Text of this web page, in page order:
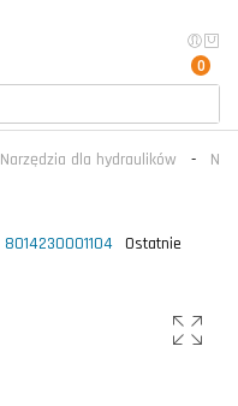
0
Narzędzia dla hydraulików
8014230001104
Ostatnie